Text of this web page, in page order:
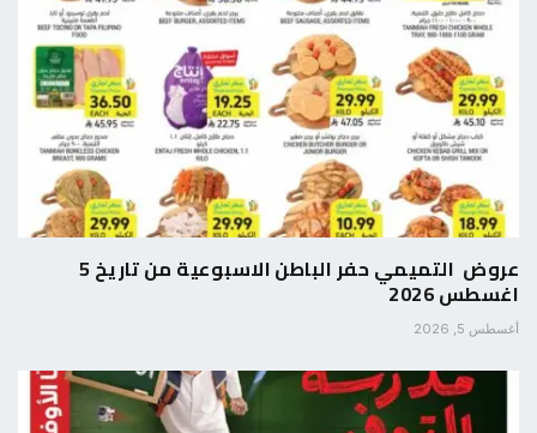
عروض التميمي حفر الباطن الاسبوعية من تاريخ 5
اغسطس 2026
أغسطس 5, 2026